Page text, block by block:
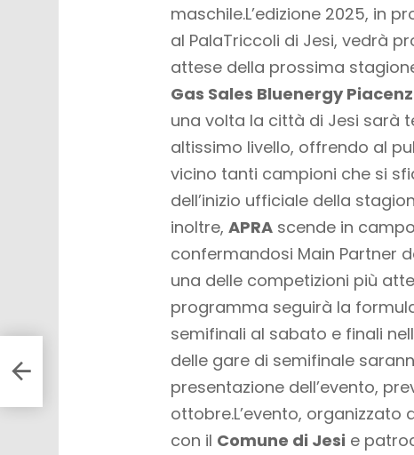
maschile.L’edizione 2025, in
al PalaTriccoli di Jesi, vedrà
attese della prossima
Gas Sales Bluenergy
una volta la città di Jesi sarà
altissimo livello, offrendo al
vicino tanti campioni che si
dell’inizio ufficiale della
inoltre, APRA scende in
confermandosi Main Partner
una delle competizioni più
programma seguirà la
semifinali al sabato e finali
delle gare di semifinale
presentazione dell’evento,
ottobre.L’evento, organizzato
con il Comune di Jesi e